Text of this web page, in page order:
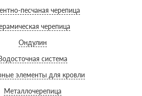
песчаная черепица
черепица
Ондулин
система
элементы для кровли
Металлочерепица